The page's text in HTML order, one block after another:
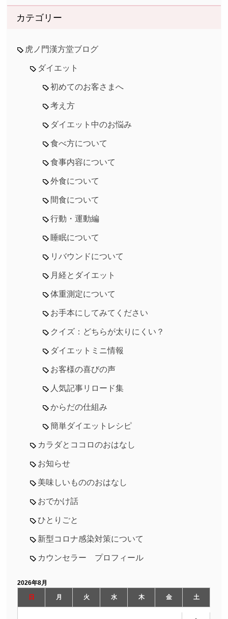
カテゴリー
虎ノ門漢方堂ブログ
ダイエット
初めてのお客さまへ
考え方
ダイエット中のお悩み
食べ方について
食事内容について
外食について
間食について
行動・運動編
睡眠について
リバウンドについて
月経とダイエット
体重測定について
お手本にしてみてください
クイズ：どちらが太りにくい？
ダイエットミニ情報
お客様の喜びの声
人気記事リロード集
からだの仕組み
簡単ダイエットレシピ
カラダとココロのおはなし
お知らせ
美味しいもののおはなし
おでかけ話
ひとりごと
新型コロナ感染対策について
カウンセラー プロフィール
2026年8月
日
月 火 水 木 金 土